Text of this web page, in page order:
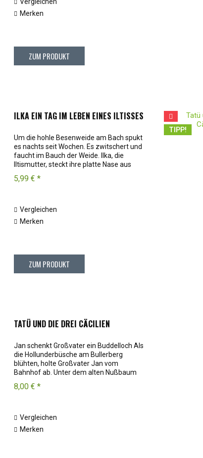
Vergleichen
Merken
ZUM PRODUKT
ILKA EIN TAG IM LEBEN EINES ILTISSES
Um die hohle Besenweide am Bach spukt
es nachts seit Wochen. Es zwitschert und
faucht im Bauch der Weide. Ilka, die
Iltismutter, steckt ihre platte Nase aus
dem Schlupfloch. Das Loch hat der Specht
im vorigen Sommer gehämmert,
5,99 € *
Vergleichen
Merken
ZUM PRODUKT
TIPP!
TATÜ UND DIE DREI CÄCILIEN
Jan schenkt Großvater ein Buddelloch Als
die Hollunderbüsche am Bullerberg
blühten, holte Großvater Jan vom
Bahnhof ab. Unter dem alten Nußbaum
deckte Großmutter den Gartentisch. Die
drei Cäcillien hockten neugierig hinter
8,00 € *
Vergleichen
Merken